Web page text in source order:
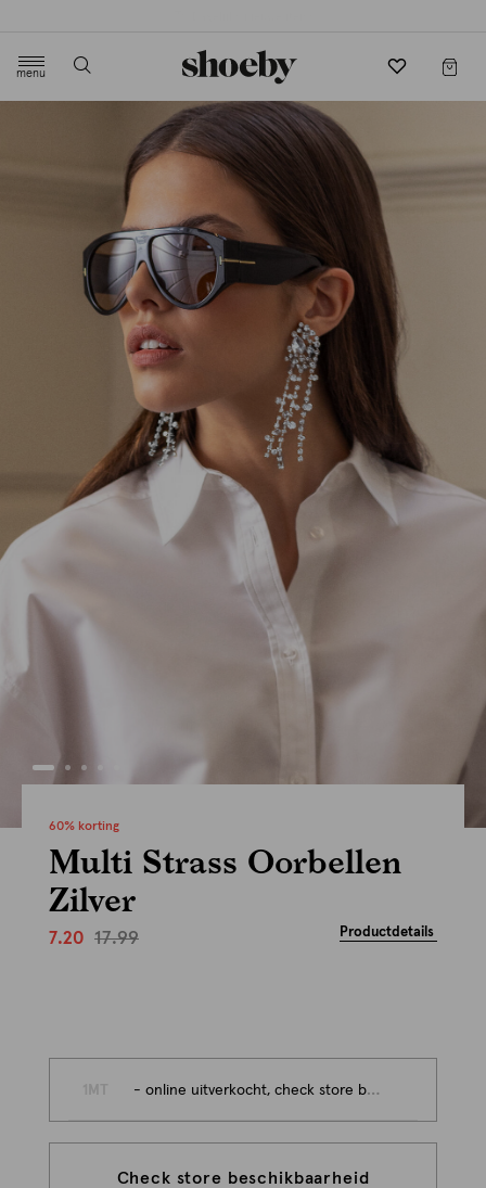
menu
60% korting
Multi Strass Oorbellen
Zilver
7.20 17.99 Productdetails
- online uitverkocht, check store beschikbaarheid
Check store beschikbaarheid